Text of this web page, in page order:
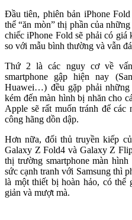
Đầu tiên, phiên bản iPhone
thể “ăn mòn” thị phần của
chiếc iPhone Fold sẽ phải có
so với mẫu bình thường và vẫn
Thứ 2 là các nguy cơ về
smartphone gập hiện nay
Huawei…) đều gặp phải
kém đến màn hình bị nhăn cho
Apple sẽ rất muốn tránh để
công hãng dồn dập.
Hơn nữa, đối thủ truyền kiếp
Galaxy Z Fold4 và Galaxy Z
thị trường smartphone màn
sức cạnh tranh với Samsung thì
là một thiết bị hoàn hảo, có thể
giản và mượt mà.